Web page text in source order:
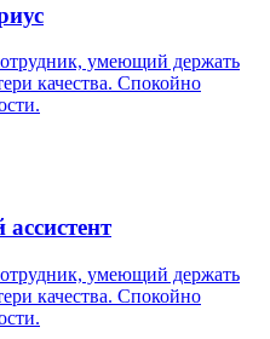
умеющий держать
качества. Спокойно
умеющий держать
качества. Спокойно